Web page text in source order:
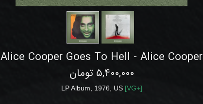
Alice Cooper Goes To Hell - Alice Cooper
۵,۴۰۰,۰۰۰ تومان
LP Album, 1976, US [VG+]